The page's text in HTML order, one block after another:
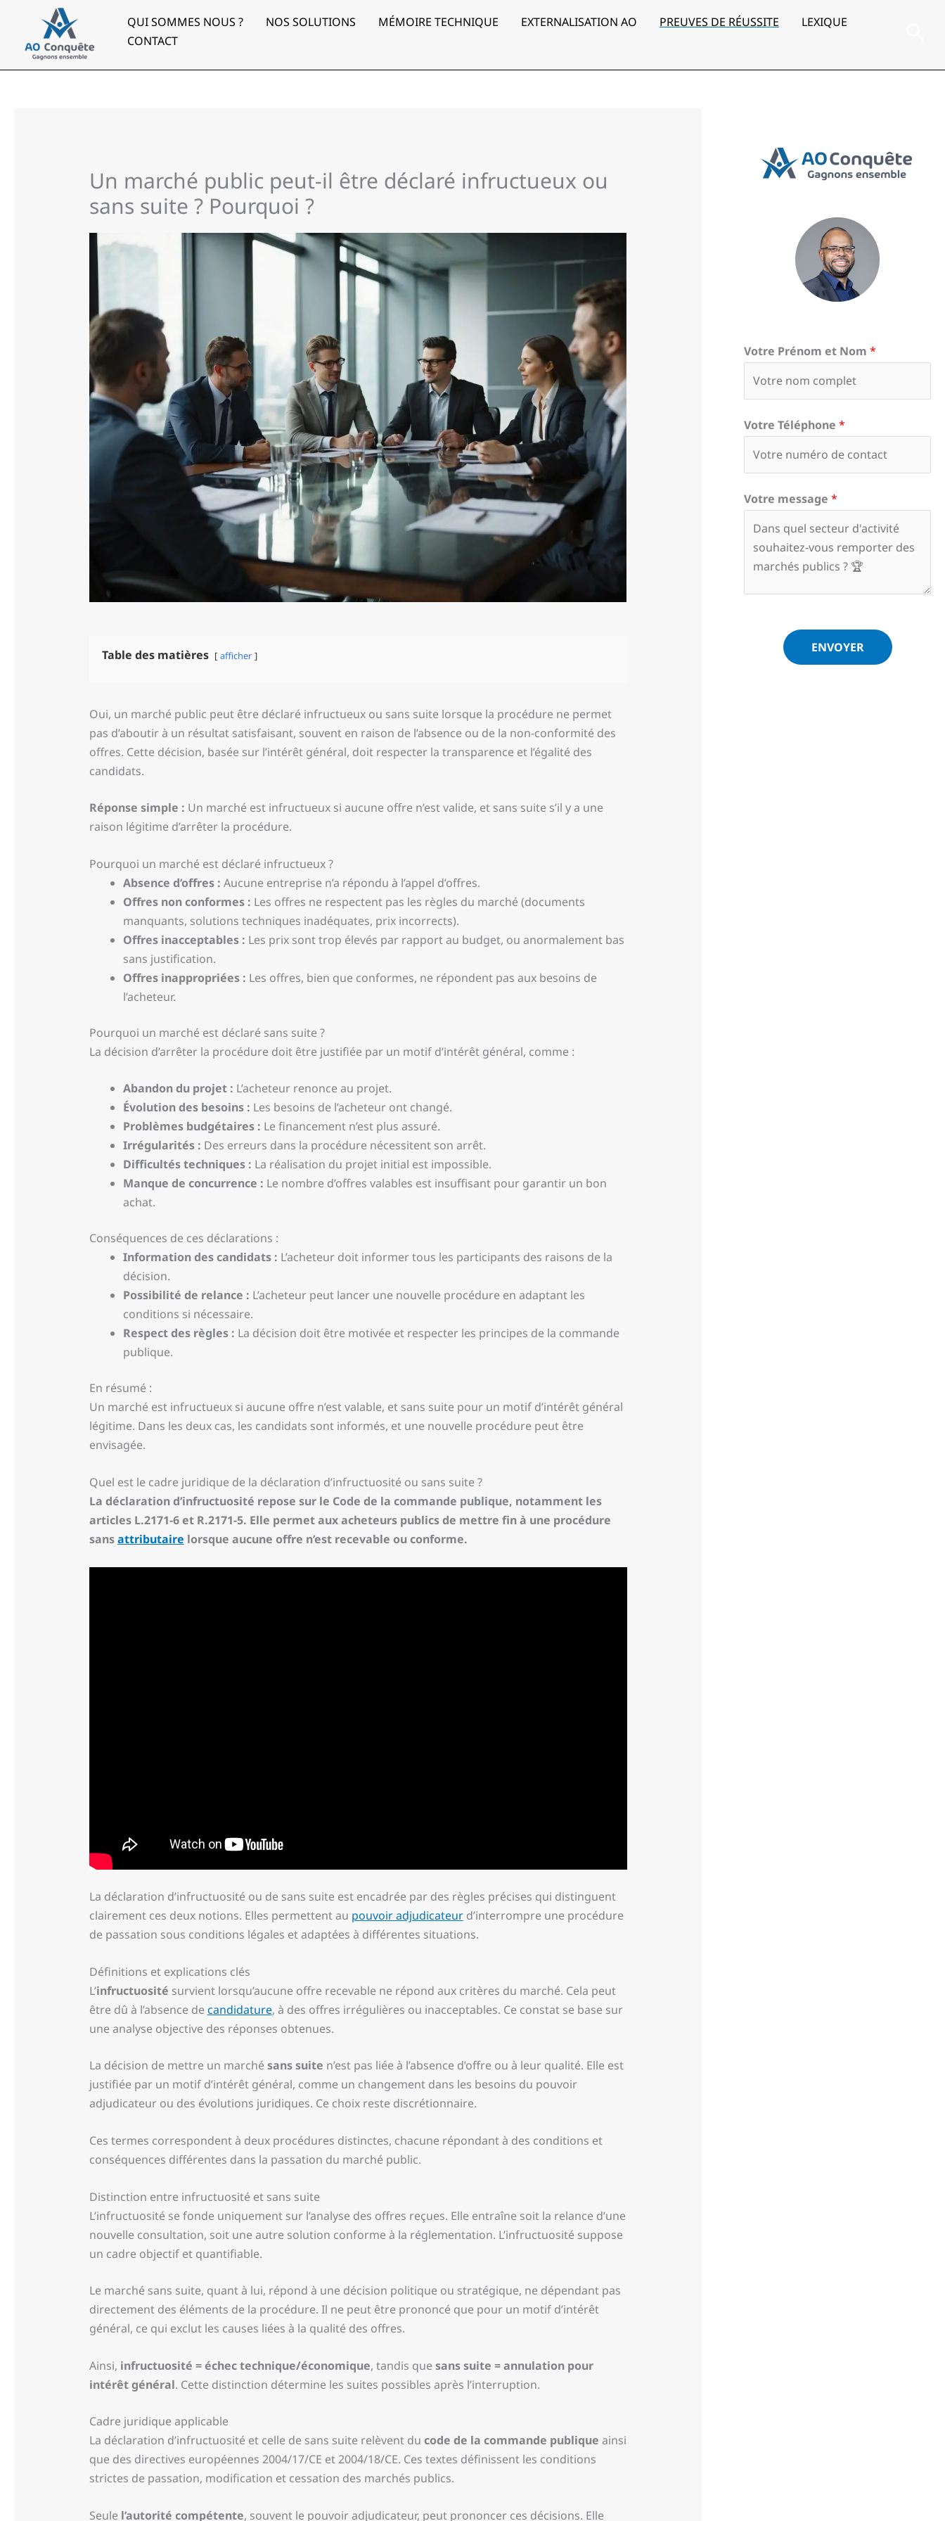
contenu
QUI SOMMES NOUS ? NOS SOLUTIONS MÉMOIRE TECHNIQUE EXTERNALISATION AO PREUVES DE RÉUSSITE
LEXIQUE
CONTACT
Un marché public peut-il être déclaré infructueux ou
sans suite ? Pourquoi ?
Table des matières afficher
Oui, un marché public peut être déclaré infructueux ou sans suite lorsque la procédure ne permet
pas d’aboutir à un résultat satisfaisant, souvent en raison de l’absence ou de la non-conformité des
offres. Cette décision, basée sur l’intérêt général, doit respecter la transparence et l’égalité des
candidats.
Réponse simple : Un marché est infructueux si aucune offre n’est valide, et sans suite s’il y a une
raison légitime d’arrêter la procédure.
Pourquoi un marché est déclaré infructueux ?
Absence d’offres : Aucune entreprise n’a répondu à l’appel d’offres.
Offres non conformes : Les offres ne respectent pas les règles du marché (documents
manquants, solutions techniques inadéquates, prix incorrects).
Offres inacceptables : Les prix sont trop élevés par rapport au budget, ou anormalement bas
sans justification.
Offres inappropriées : Les offres, bien que conformes, ne répondent pas aux besoins de
l’acheteur.
Pourquoi un marché est déclaré sans suite ?
La décision d’arrêter la procédure doit être justifiée par un motif d’intérêt général, comme :
Abandon du projet : L’acheteur renonce au projet.
Évolution des besoins : Les besoins de l’acheteur ont changé.
Problèmes budgétaires : Le financement n’est plus assuré.
Irrégularités : Des erreurs dans la procédure nécessitent son arrêt.
Difficultés techniques : La réalisation du projet initial est impossible.
Manque de concurrence : Le nombre d’offres valables est insuffisant pour garantir un bon
achat.
Conséquences de ces déclarations :
Information des candidats : L’acheteur doit informer tous les participants des raisons de la
décision.
Possibilité de relance : L’acheteur peut lancer une nouvelle procédure en adaptant les
conditions si nécessaire.
Respect des règles : La décision doit être motivée et respecter les principes de la commande
publique.
En résumé :
Un marché est infructueux si aucune offre n’est valable, et sans suite pour un motif d’intérêt général
légitime. Dans les deux cas, les candidats sont informés, et une nouvelle procédure peut être
envisagée.
Quel est le cadre juridique de la déclaration d’infructuosité ou sans suite ?
La déclaration d’infructuosité repose sur le Code de la commande publique, notamment les
articles L.2171-6 et R.2171-5. Elle permet aux acheteurs publics de mettre fin à une procédure
sansattributaire lorsque aucune offre n’est recevable ou conforme.
La déclaration d’infructuosité ou de sans suite est encadrée par des règles précises qui distinguent
clairement ces deux notions. Elles permettent au pouvoir adjudicateurd’interrompre une procédure
de passation sous conditions légales et adaptées à différentes situations.
Définitions et explications clés
L’infructuosité survient lorsqu’aucune offre recevable ne répond aux critères du marché. Cela peut
être dû à l’absence decandidature, à des offres irrégulières ou inacceptables. Ce constat se base sur
une analyse objective des réponses obtenues.
La décision de mettre un marchésans suite n’est pas liée à l’absence d’offre ou à leur qualité. Elle est
justifiée par un motif d’intérêt général, comme un changement dans les besoins du pouvoir
adjudicateur ou des évolutions juridiques. Ce choix reste discrétionnaire.
Ces termes correspondent à deux procédures distinctes, chacune répondant à des conditions et
conséquences différentes dans la passation du marché public.
Distinction entre infructuosité et sans suite
L’infructuosité se fonde uniquement sur l’analyse des offres reçues. Elle entraîne soit la relance d’une
nouvelle consultation, soit une autre solution conforme à la réglementation. L’infructuosité suppose
un cadre objectif et quantifiable.
Le marché sans suite, quant à lui, répond à une décision politique ou stratégique, ne dépendant pas
directement des éléments de la procédure. Il ne peut être prononcé que pour un motif d’intérêt
général, ce qui exclut les causes liées à la qualité des offres.
Ainsi, infructuosité = échec technique/économique, tandis quesans suite = annulation pour
intérêt général. Cette distinction détermine les suites possibles après l’interruption.
Cadre juridique applicable
La déclaration d’infructuosité et celle de sans suite relèvent du code de la commande publique ainsi
que des directives européennes 2004/17/CE et 2004/18/CE. Ces textes définissent les conditions
strictes de passation, modification et cessation des marchés publics.
Seule l’autorité compétente, souvent le pouvoir adjudicateur, peut prononcer ces décisions. Elle
Votre Prénom et Nom *
Votre Téléphone *
Votre message *
ENVOYER